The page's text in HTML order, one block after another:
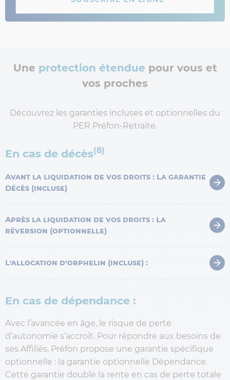
Une protection étendue pour vous et
vos proches
Découvrez les garanties incluses et optionnelles du
PER Préfon-Retraite.
En cas de décès(8)
Avant la liquidation de vos droits : La garantie
Décès (incluse)
Après la liquidation de vos droits : La
réversion (optionnelle)
L’allocation d’orphelin (incluse) :
En cas de dépendance :
Avec l’avancée en âge, le risque de perte
d’autonomie s’accroît. Pour répondre aux besoins de
ses Affiliés, Préfon propose une garantie spécifique
optionnelle : la garantie optionnelle Dépendance.
Cette garantie double la rente en cas de perte totale